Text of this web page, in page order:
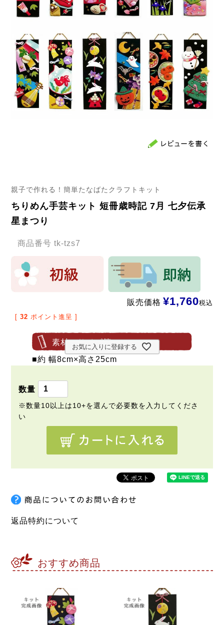
親子で作れる！簡単たなばたクラフトキット
ちりめん手芸キット 短冊歳時記 7月 七夕伝承
星まつり
商品番号 tk-tzs7
販売価格 ¥1,760税込
[ 32 ポイント進呈 ]
素材・サイズ等
■約 幅8cm×高さ25cm
お気に入りに登録する
返品特約について
おすすめ商品